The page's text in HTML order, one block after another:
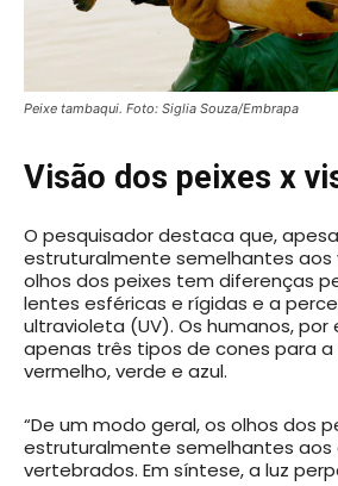
Peixe tambaqui. Foto: Siglia Souza/Embrapa
Visão dos peixes x
O pesquisador destaca que,
estruturalmente semelhantes aos
olhos dos peixes tem diferenças
lentes esféricas e rígidas e a
ultravioleta (UV). Os humanos, por
apenas três tipos de cones para a
vermelho, verde e azul.
“De um modo geral, os olhos dos
estruturalmente semelhantes aos
vertebrados. Em síntese, a luz